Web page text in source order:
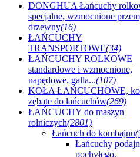
DONGHUA Łańcuchy
specjalne, wzmocnione
drzewny(16)
ŁAŃCUCHY
TRANSPORTOWE(34)
ŁAŃCUCHY ROLKOWE
standardowe i wzmocnione,
napędowe, galla...(107)
KOŁA ŁAŃCUCHOWE,
zębate do łańcuchów(269)
ŁAŃCUCHY do maszyn
rolniczych(2801)
Łańcuch do kombajnu
Łańcuchy
pochyłego,